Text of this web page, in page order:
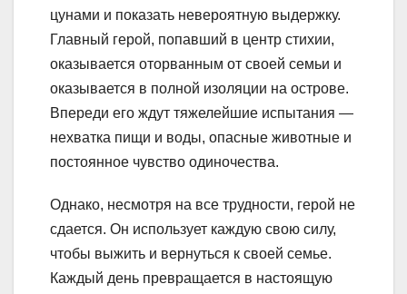
цунами и показать невероятную выдержку.
Главный герой, попавший в центр стихии,
оказывается оторванным от своей семьи и
оказывается в полной изоляции на острове.
Впереди его ждут тяжелейшие испытания —
нехватка пищи и воды, опасные животные и
постоянное чувство одиночества.
Однако, несмотря на все трудности, герой не
сдается. Он использует каждую свою силу,
чтобы выжить и вернуться к своей семье.
Каждый день превращается в настоящую